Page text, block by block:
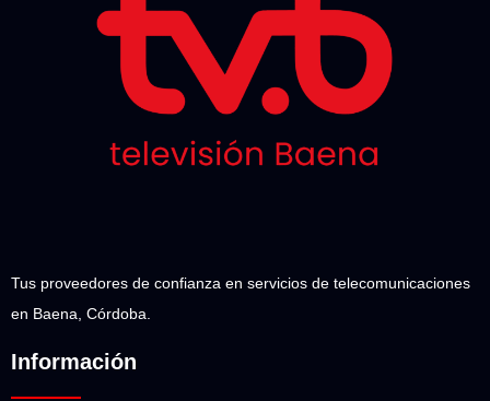
Tus proveedores de confianza en servicios de telecomunicaciones
en Baena, Córdoba.
Información